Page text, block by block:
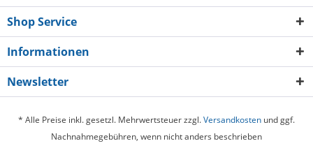
Shop Service
Informationen
Newsletter
* Alle Preise inkl. gesetzl. Mehrwertsteuer zzgl.Versandkosten und ggf.
Nachnahmegebühren, wenn nicht anders beschrieben